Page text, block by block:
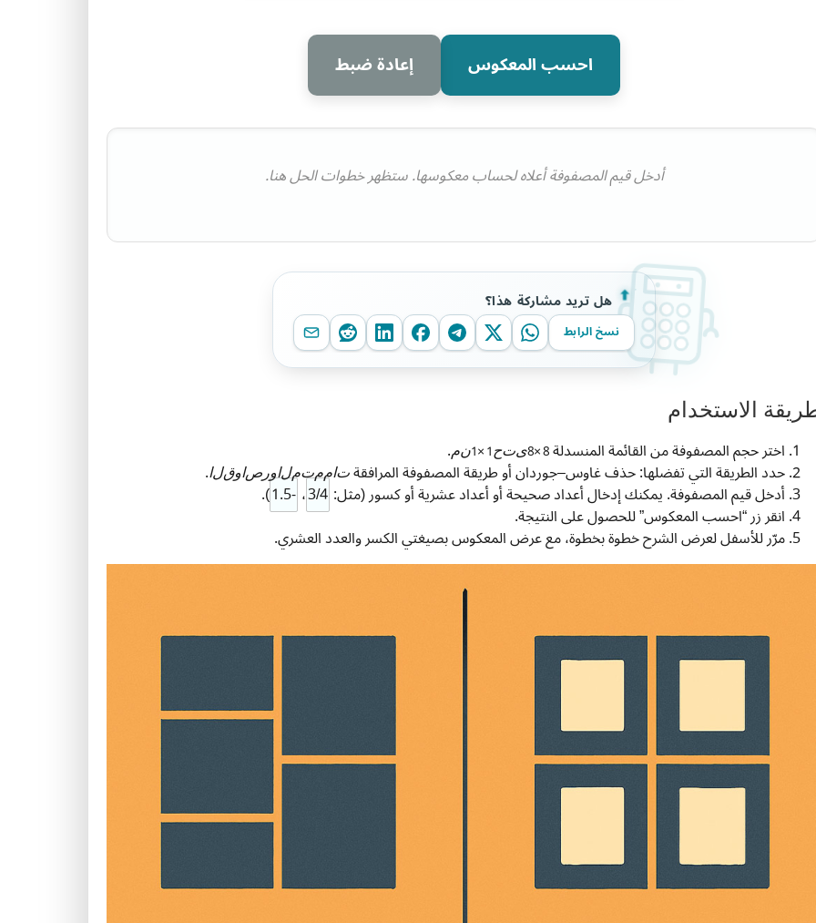
احسب المعكوس إعادة ضبط
أدخل قيم المصفوفة أعلاه لحساب معكوسها. ستظهر خطوات الحل هنا.
هل تريد مشاركة هذا؟
نسخ الرابط
الاستخدام
اختر حجم المصفوفة من القائمة المنسدلة م ن ح ت ى .
حدد الطريقة التي تفضلها: حذف غاوس–جوردان أو طريقة المصفوفة المرافقة ا ل ق و ا ص ر و ا ل م ت م م ا ت
ق و م ا ت.
أدخل قيم المصفوفة. يمكنك إدخال أعداد صحيحة أو أعداد عشرية أو كسور (مثل: 3/4، -1.5
).
انقر زر “احسب المعكوس” للحصول على النتيجة.
مرّر للأسفل لعرض الشرح خطوة بخطوة، مع عرض المعكوس بصيغتي الكسر والعدد العشري.